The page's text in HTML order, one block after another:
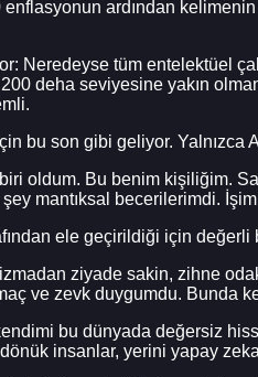
ardından
Neredeyse tüm entelektüel
deha seviyesine yakın
bu son gibi geliyor.
oldum. Bu benim kişiliğim.
mantıksal becerilerimdi.
ele geçirildiği için
ziyade sakin, zihne
ve zevk duygumdu. Bunda
bu dünyada değersiz
insanlar, yerini yapay